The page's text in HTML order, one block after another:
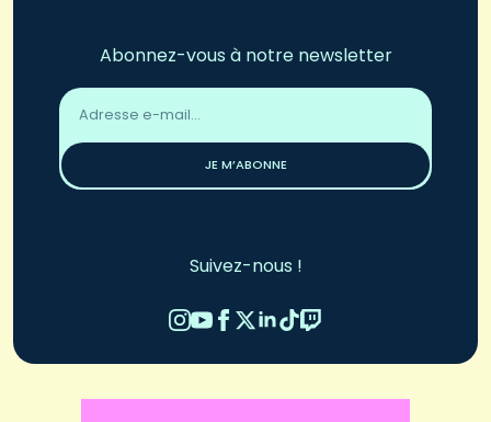
Abonnez-vous à notre newsletter
Adresse
email
JE M’ABONNE
Suivez-nous !